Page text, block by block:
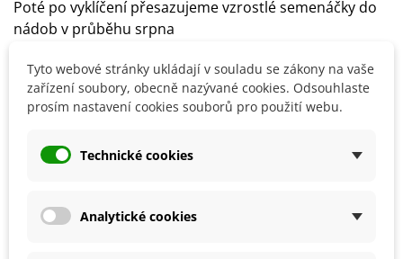
Poté po vyklíčení přesazujeme vzrostlé semenáčky do
nádob v průběhu srpna
roce v dubnu nebo květnu.
Semena vyséváme na substrát a lehce zahrneme
zeminou.
Ideální teplota ke klíčení je 16 - 20°C.
Substrát dopřejeme rostlině propustný, humózní.
Tyto webové stránky ukládají v souladu se zákony na vaše
zařízení soubory, obecně nazývané cookies. Odsouhlaste
prosím nastavení cookies souborů pro použití webu.
Technické cookies
Analytické cookies